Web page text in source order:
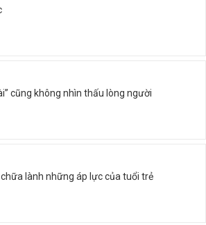
cũng không nhìn thấu lòng người
lành những áp lực của tuổi trẻ